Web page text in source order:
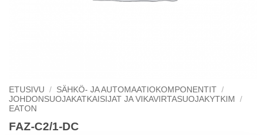
ETUSIVU / SÄHKÖ- JA AUTOMAATIOKOMPONENTIT /
JOHDONSUOJAKATKAISIJAT JA VIKAVIRTASUOJAKYTKIM
/
EATON
FAZ-C2/1-DC